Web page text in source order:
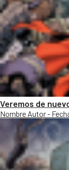
Veremos de
Nombre Autor -